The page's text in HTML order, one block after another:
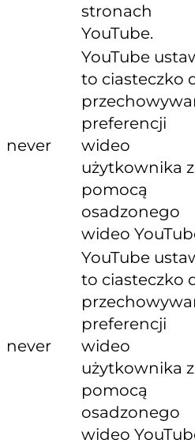
stronach
YouTube.
never
YouTube
to ciasteczko
preferencji
wideo
użytkownika
pomocą
osadzonego
wideo
never
YouTube
to ciasteczko
preferencji
wideo
użytkownika
pomocą
osadzonego
wideo